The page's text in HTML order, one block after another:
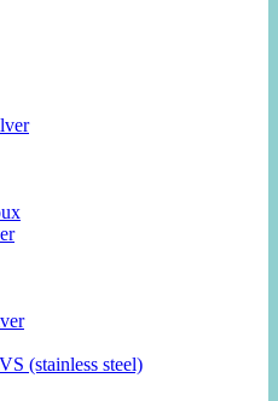
(stainless steel)